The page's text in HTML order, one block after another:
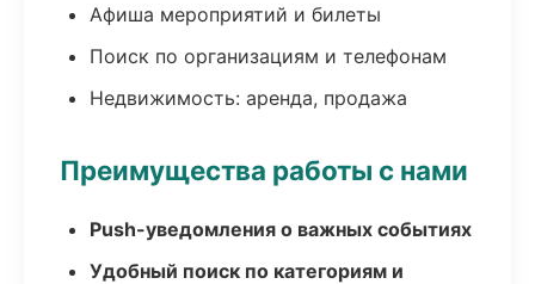
Афиша мероприятий и билеты
Поиск по организациям и телефонам
Недвижимость: аренда, продажа
Преимущества работы с нами
Push-уведомления о важных событиях
Удобный поиск по категориям и